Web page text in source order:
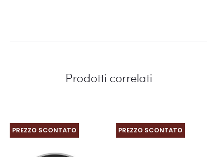
Prodotti correlati
PREZZO SCONTATO PREZZO SCONTATO